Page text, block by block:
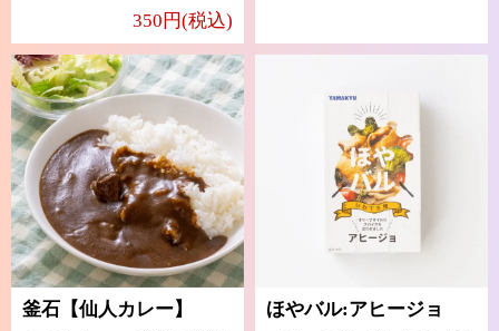
350円(税込)
釜石【仙人カレー】
ほやバル:アヒージョ